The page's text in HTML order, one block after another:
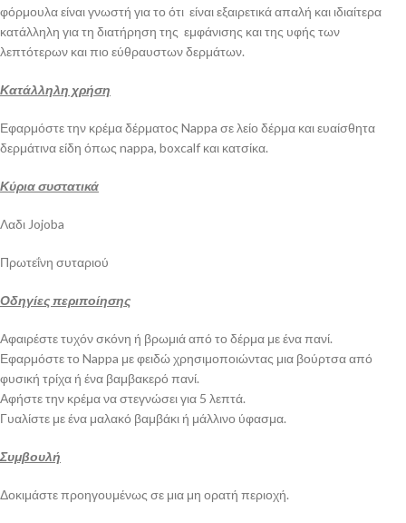
φόρμουλα είναι γνωστή για το ότι είναι εξαιρετικά απαλή και ιδιαίτερα
κατάλληλη για τη διατήρηση της εμφάνισης και της υφής των
λεπτότερων και πιο εύθραυστων δερμάτων.
Κατάλληλη χρήση
Εφαρμόστε την κρέμα δέρματος Nappa σε λείο δέρμα και ευαίσθητα
δερμάτινα είδη όπως nappa, boxcalf και κατσίκα.
Κύρια συστατικά
Λαδι Jojoba
Πρωτεΐνη συταριού
Οδηγίες περιποίησης
Αφαιρέστε τυχόν σκόνη ή βρωμιά από το δέρμα με ένα πανί.
Εφαρμόστε το Nappa με φειδώ χρησιμοποιώντας μια βούρτσα από
φυσική τρίχα ή ένα βαμβακερό πανί.
Αφήστε την κρέμα να στεγνώσει για 5 λεπτά.
Γυαλίστε με ένα μαλακό βαμβάκι ή μάλλινο ύφασμα.
Συμβουλή
Δοκιμάστε προηγουμένως σε μια μη ορατή περιοχή.